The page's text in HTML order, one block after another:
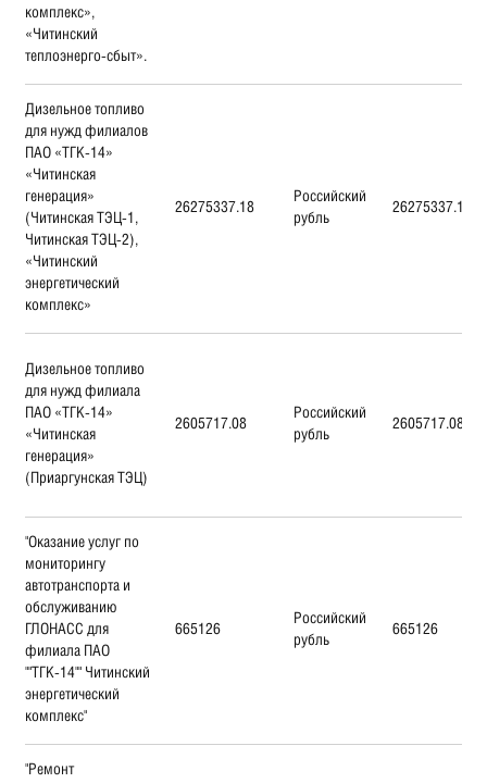
комплекс»,
«Читинский
теплоэнерго-сбыт».
Дизельное топливо
для нужд филиалов
ПАО «ТГК-14»
«Читинская
генерация»
(Читинская ТЭЦ-1,
Читинская ТЭЦ-2),
«Читинский
энергетический
комплекс»
26275337.18
Российский
рубль
26275337.18
Дизельное топливо
для нужд филиала
ПАО «ТГК-14»
«Читинская
генерация»
(Приаргунская ТЭЦ)
2605717.08
Российский
рубль
2605717.08
"Оказание услуг по
мониторингу
автотранспорта и
обслуживанию
ГЛОНАСС для
филиала ПАО
""ТГК-14"" Читинский
энергетический
комплекс"
665126
Российский
рубль
665126
"Ремонт